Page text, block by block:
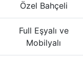
Özel Bahçeli
Full Eşyalı ve
Mobilyalı